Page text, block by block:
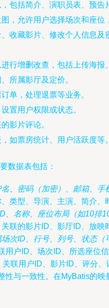
包括简介、演职员表、预告
，允许用户选择场次和座
收藏影片、修改个人信息及
行增删改查，包括上传海报
所属影厅及定价。
单，处理退票等业务。
置用户权限或状态。
影片评论。
如票房统计、用户活跃度等。
数据表包括：
、密码（加密）、邮箱、手
类型、导演、主演、简介、
、名称、座位布局（如10排
联的影片ID、影厅ID、放映
次ID、行号、列号、状态（
用户ID、场次ID、所选座位
关联用户ID、影片ID、评分、
性与一致性。在MyBatis的